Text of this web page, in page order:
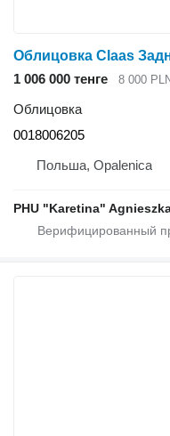
1 006 000 тенге 8 000
Облицовка
0018006205
Польша, Opalenica
PHU "Karetina"